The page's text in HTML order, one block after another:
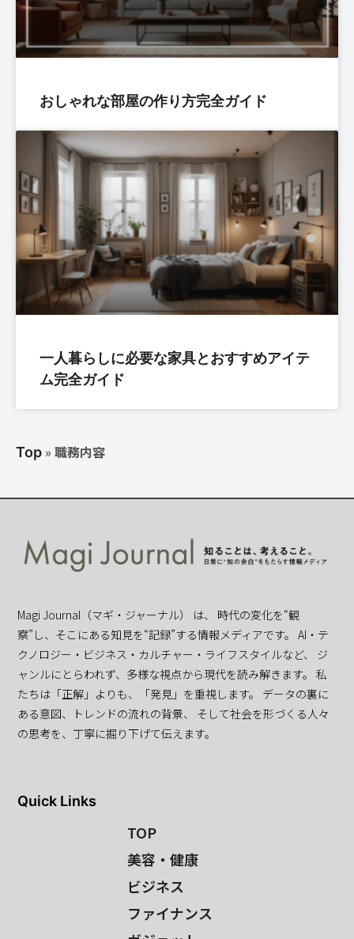
おしゃれな部屋の作り方完全ガイド
一人暮らしに必要な家具とおすすめアイテ
ム完全ガイド
Top » 職務内容
Magi Journal（マギ・ジャーナル） は、 時代の変化を“観
察”し、そこにある知見を“記録”する情報メディアです。 AI・テ
クノロジー・ビジネス・カルチャー・ライフスタイルなど、 ジ
ャンルにとらわれず、多様な視点から現代を読み解きます。 私
たちは「正解」よりも、「発見」を重視します。 データの裏に
ある意図、トレンドの流れの背景、 そして社会を形づくる人々
の思考を、丁寧に掘り下げて伝えます。
Quick Links
TOP
美容・健康
ビジネス
ファイナンス